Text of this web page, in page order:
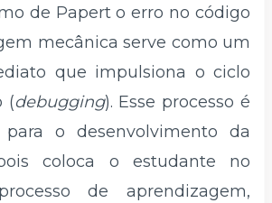
de Papert o erro no código
mecânica serve como um
que impulsiona o ciclo
(debugging). Esse processo é
o desenvolvimento da
coloca o estudante no
de aprendizagem,